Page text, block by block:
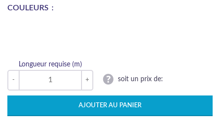
COULEURS
Longueur requise (m)
soit un prix de:
AJOUTER AU PANIER